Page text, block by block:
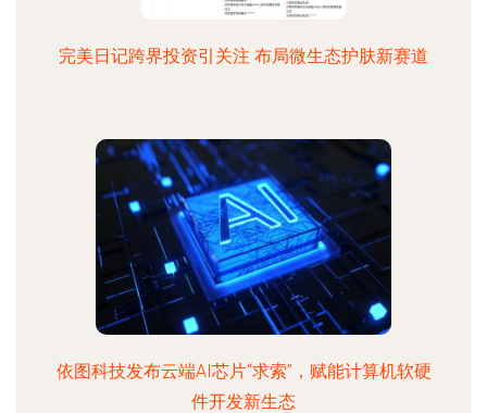
完美日记跨界投资引关注 布局微生态护肤新赛道
依图科技发布云端AI芯片“求索”，赋能计算机软硬
件开发新生态